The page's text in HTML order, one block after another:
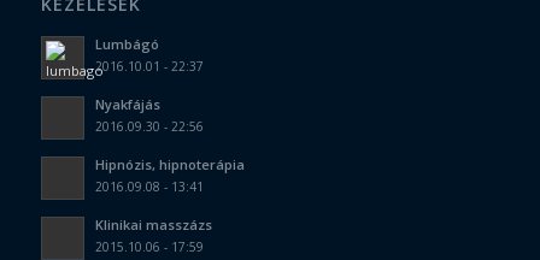
Lumbágó
2016.10.01 - 22:37
Nyakfájás
2016.09.30 - 22:56
Hipnózis, hipnoterápia
2016.09.08 - 13:41
Klinikai masszázs
2015.10.06 - 17:59